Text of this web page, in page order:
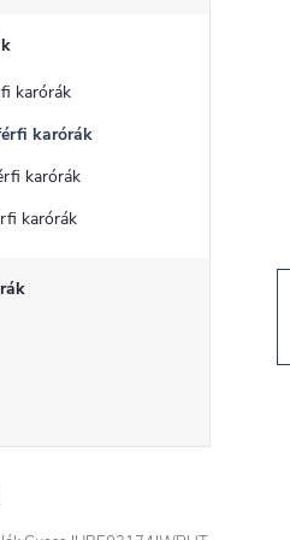
karórák
karórák
karórák
karórák